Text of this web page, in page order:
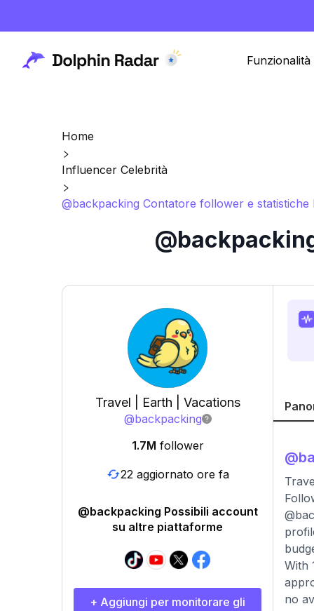
Funzionalità
Home
Influencer Celebrità
@backpacking Contatore follower e statistiche
Travel | Earth | Vacations
@backpacking
1.7M follower
22 aggiornato ore fa
@backpacking Possibili account
su altre piattaforme
+ Aggiungi per monitorare gli
@
With
no